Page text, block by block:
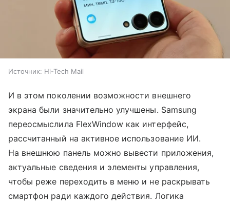
Источник: Hi-Tech Mail
И в этом поколении возможности внешнего
экрана были значительно улучшены. Samsung
переосмыслила FlexWindow как интерфейс,
рассчитанный на активное использование ИИ.
На внешнюю панель можно вывести приложения,
актуальные сведения и элементы управления,
чтобы реже переходить в меню и не раскрывать
смартфон ради каждого действия. Логика